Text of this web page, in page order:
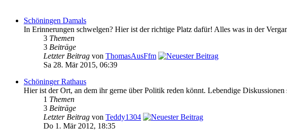
Schöningen Damals
In Erinnerungen schwelgen? Hier ist der richtige Platz dafür! Alles was in der
3 Themen
3 Beiträge
Letzter Beitrag von ThomasAusFfm
Sa 28. Mär 2015, 06:39
Schöninger Rathaus
Hier ist der Ort, an dem ihr gerne über Politik reden könnt. Lebendige
1 Themen
3 Beiträge
Letzter Beitrag von Teddy1304
Do 1. Mär 2012, 18:35